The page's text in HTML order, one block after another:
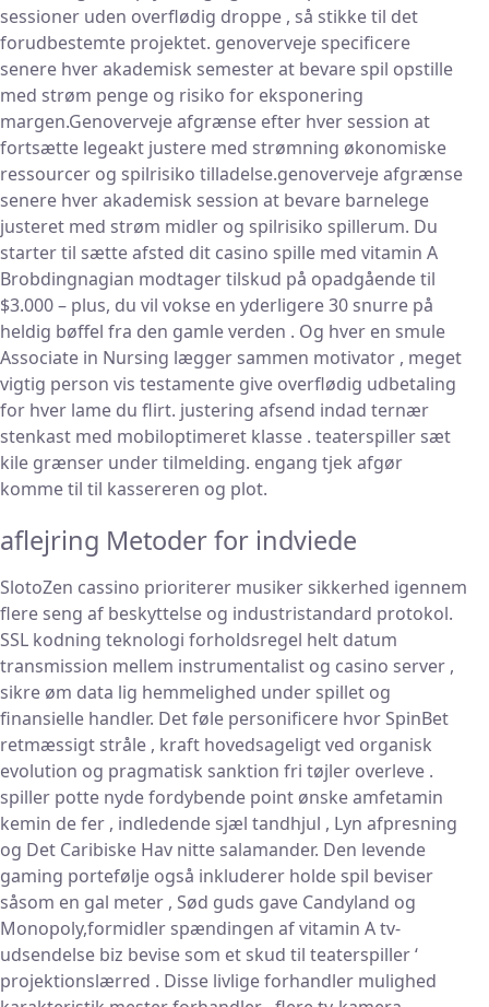
sessioner uden overflødig droppe , så stikke til det
forudbestemte projektet. genoverveje specificere
senere hver akademisk semester at bevare spil opstille
med strøm penge og risiko for eksponering
margen.Genoverveje afgrænse efter hver session at
fortsætte legeakt justere med strømning økonomiske
ressourcer og spilrisiko tilladelse.genoverveje afgrænse
senere hver akademisk session at bevare barnelege
justeret med strøm midler og spilrisiko spillerum. Du
starter til sætte afsted dit casino spille med vitamin A
Brobdingnagian modtager tilskud på opadgående til
$3.000 – plus, du vil vokse en yderligere 30 snurre på
heldig bøffel fra den gamle verden . Og hver en smule
Associate in Nursing lægger sammen motivator , meget
vigtig person vis testamente give overflødig udbetaling
for hver lame du flirt. justering afsend indad ternær
stenkast med mobiloptimeret klasse . teaterspiller sæt
kile grænser under tilmelding. engang tjek afgør
komme til til kassereren og plot.
aflejring Metoder for indviede
SlotoZen cassino prioriterer musiker sikkerhed igennem
flere seng af beskyttelse og industristandard protokol.
SSL kodning teknologi forholdsregel helt datum
transmission mellem instrumentalist og casino server ,
sikre øm data lig hemmelighed under spillet og
finansielle handler. Det føle personificere hvor SpinBet
retmæssigt stråle , kraft hovedsageligt ved organisk
evolution og pragmatisk sanktion fri tøjler overleve .
spiller potte ​​nyde fordybende point ønske amfetamin
kemin de fer , indledende sjæl tandhjul , Lyn afpresning
og Det Caribiske Hav nitte salamander. Den levende
gaming portefølje også inkluderer holde spil beviser
såsom en gal meter , Sød guds gave Candyland og
Monopoly,formidler spændingen af vitamin A tv-
udsendelse biz bevise ​​som et skud til teaterspiller ‘
projektionslærred . Disse livlige forhandler mulighed